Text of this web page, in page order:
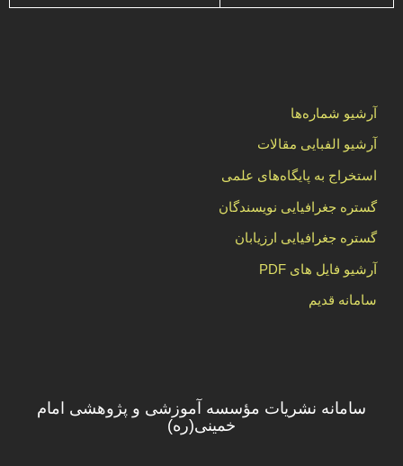
آرشیو شماره‌ها
آرشیو الفبایی مقالات
استخراج به پایگاه‌های علمی
گستره جغرافیایی نویسندگان
گستره جغرافیایی ارزیابان
آرشیو فایل های PDF
سامانه قدیم
سامانه نشریات مؤسسه آموزشی و پژوهشی امام
خمینی(ره)